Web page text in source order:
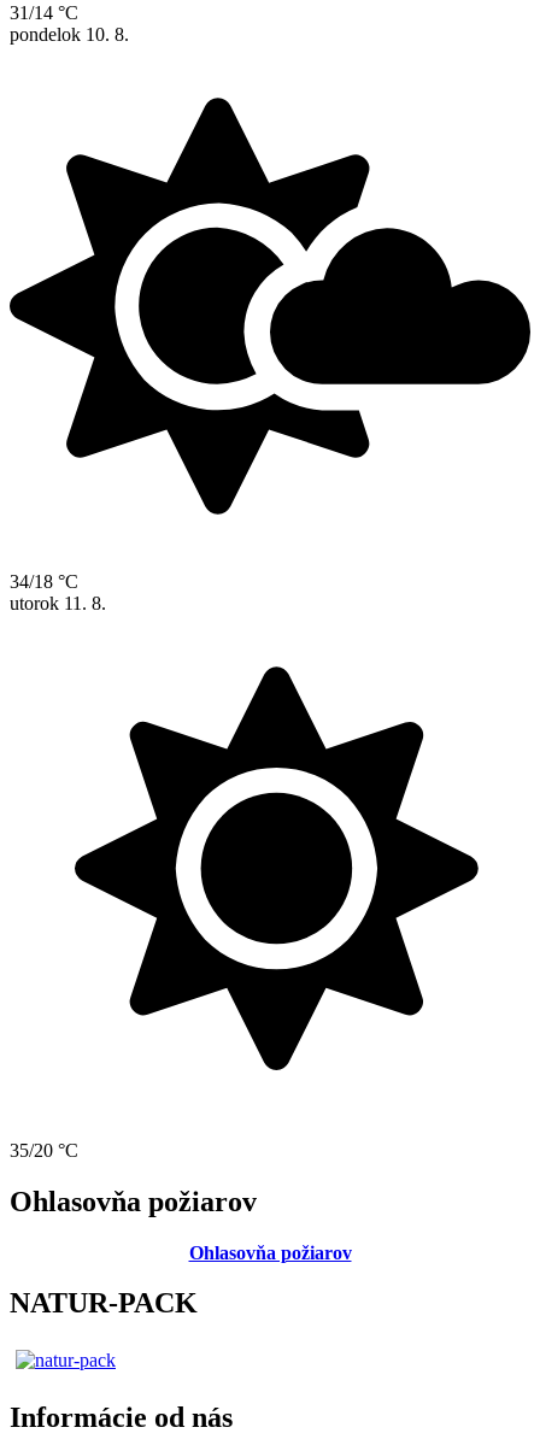
31/14 °C
pondelok 10. 8.
34/18 °C
utorok 11. 8.
35/20 °C
Ohlasovňa požiarov
Ohlasovňa požiarov
NATUR-PACK
Informácie od nás